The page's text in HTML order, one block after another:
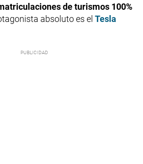
de turismos 100%
absoluto es el Tesla